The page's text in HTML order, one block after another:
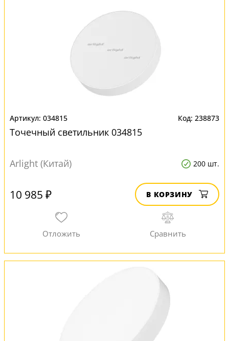
034815 238873
Точечный светильник 034815
Arlight (Китай) 200 шт.
10 985 ₽ В КОРЗИНУ